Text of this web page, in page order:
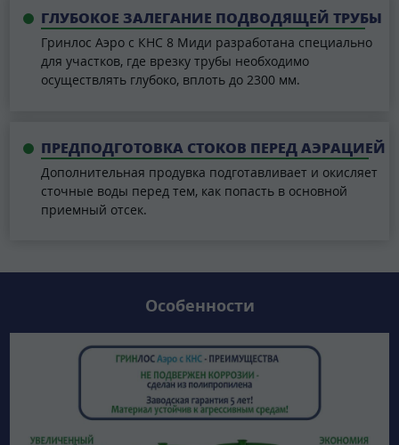
ГЛУБОКОЕ ЗАЛЕГАНИЕ ПОДВОДЯЩЕЙ ТРУБЫ
Гринлос Аэро с КНС 8 Миди разработана специально
для участков, где врезку трубы необходимо
осуществлять глубоко, вплоть до 2300 мм.
ПРЕДПОДГОТОВКА СТОКОВ ПЕРЕД АЭРАЦИЕЙ
Дополнительная продувка подготавливает и окисляет
сточные воды перед тем, как попасть в основной
приемный отсек.
Особенности